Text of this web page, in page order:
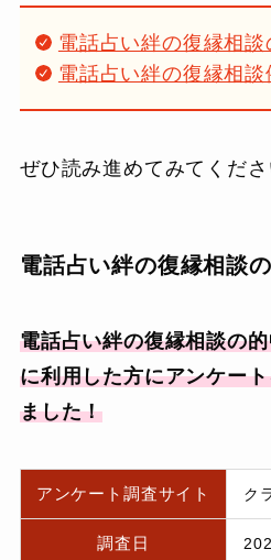
電話占い絆の復縁相談
電話占い絆の復縁相談
ぜひ読み進めてみてくださ
電話占い絆の復縁相談
電話占い絆の復縁相談の
に利用した方にアンケー
ました！
アンケート調査サイト ク
調査日